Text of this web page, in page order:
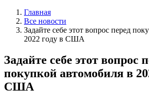
Главная
Все новости
Задайте себе этот вопрос перед
2022 году в США
Задайте себе этот вопрос
покупкой автомобиля в
США